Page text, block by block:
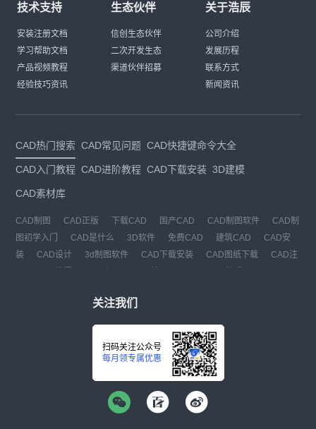
技术支持
安装注册文档
学习帮助文档
产品视频教程
经验技巧资讯
生态伙伴
信创生态伙伴
二次开发生态
渠道伙伴招募
关于浩辰
公司介绍
发展历程
联系方式
新闻资讯
CAD热门搜索 CAD常见问题 CAD快捷键命令大全
CAD入门教程 CAD进阶教程 CAD下载安装 3D建模
CAD素材库
CAD制图 CAD正版 下载CAD 国产CAD CAD制图软件
CAD制
图初学入门
CAD是什么 3D软件 免费CAD 建筑CAD
CAD安
装
CAD设计 3d制图软件 CAD下载安装 CAD图纸下载
CAD注
关注我们
扫码关注公众号
每月领专属优惠